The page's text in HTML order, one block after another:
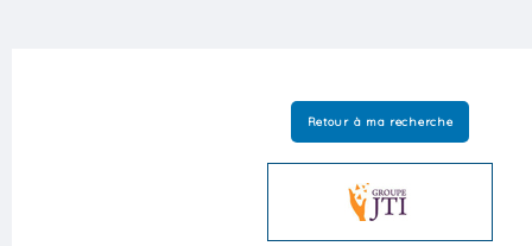
Retour à ma recherche